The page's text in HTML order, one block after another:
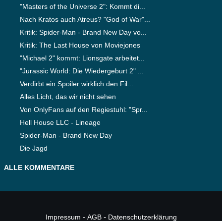
"Masters of the Universe 2": Kommt di...
Nach Kratos auch Atreus? "God of War"...
Kritik: Spider-Man - Brand New Day vo...
Kritik: The Last House von Moviejones
"Michael 2" kommt: Lionsgate arbeitet...
"Jurassic World: Die Wiedergeburt 2" ...
Verdirbt ein Spoiler wirklich den Fil...
Alles Licht, das wir nicht sehen
Von OnlyFans auf den Regiestuhl: "Spr...
Hell House LLC - Lineage
Spider-Man - Brand New Day
Die Jagd
ALLE KOMMENTARE
Impressum - AGB- Datenschutzerklärung